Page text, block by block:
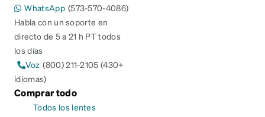
WhatsApp (573-570-4086)
Habla con un soporte en
directo de 5 a 21 h PT todos
los días
Voz (800) 211-2105 (430+
idiomas)
Comprar todo
Todos los lentes